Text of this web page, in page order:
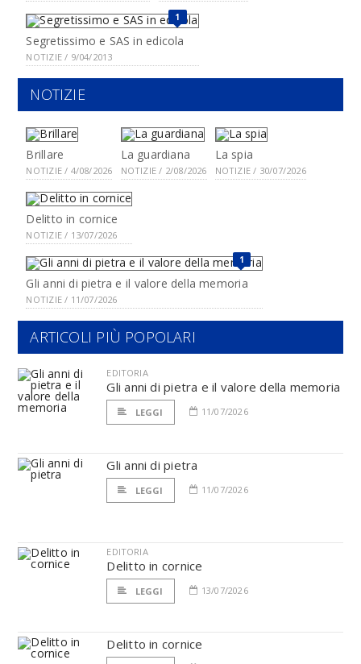
1
Segretissimo e SAS in edicola
NOTIZIE / 9/04/2013
NOTIZIE
Brillare
NOTIZIE / 4/08/2026
La guardiana
NOTIZIE / 2/08/2026
La spia
NOTIZIE / 30/07/2026
Delitto in cornice
NOTIZIE / 13/07/2026
1
Gli anni di pietra e il valore della memoria
NOTIZIE / 11/07/2026
ARTICOLI PIÙ POPOLARI
EDITORIA
Gli anni di pietra e il valore della memoria
LEGGI 11/07/2026
Gli anni di pietra
LEGGI 11/07/2026
EDITORIA
Delitto in cornice
LEGGI 13/07/2026
Delitto in cornice